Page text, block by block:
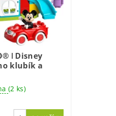
ǀ Disney
klubík a
(2 ks)